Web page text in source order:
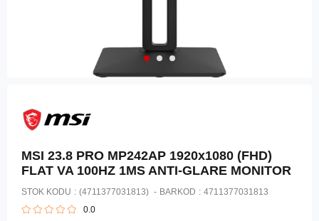
MSI 23.8 PRO MP242AP 1920x1080 (FHD)
FLAT VA 100HZ 1MS ANTI-GLARE MONITOR
STOK KODU (4711377031813) BARKOD : 4711377031813
0.0